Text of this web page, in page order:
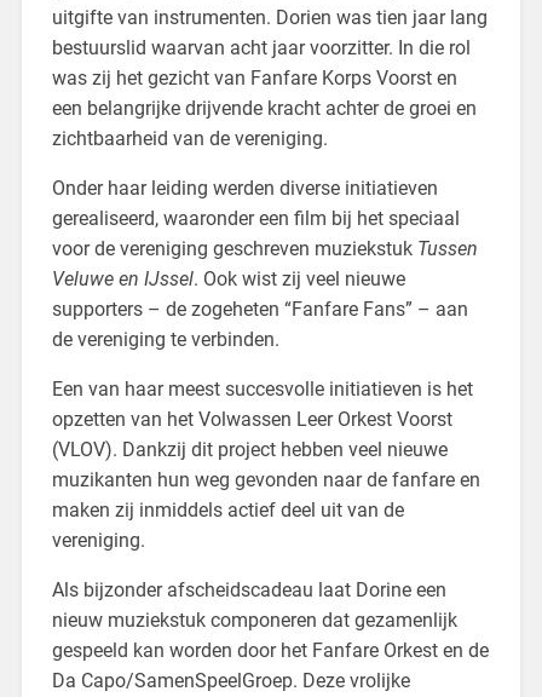
uitgifte van instrumenten. Dorien was tien jaar lang
bestuurslid waarvan acht jaar voorzitter. In die rol
was zij het gezicht van Fanfare Korps Voorst en
een belangrijke drijvende kracht achter de groei en
zichtbaarheid van de vereniging.
Onder haar leiding werden diverse initiatieven
gerealiseerd, waaronder een film bij het speciaal
voor de vereniging geschreven muziekstuk Tussen
Veluwe en IJssel. Ook wist zij veel nieuwe
supporters – de zogeheten “Fanfare Fans” – aan
de vereniging te verbinden.
Een van haar meest succesvolle initiatieven is het
opzetten van het Volwassen Leer Orkest Voorst
(VLOV). Dankzij dit project hebben veel nieuwe
muzikanten hun weg gevonden naar de fanfare en
maken zij inmiddels actief deel uit van de
vereniging.
Als bijzonder afscheidscadeau laat Dorine een
nieuw muziekstuk componeren dat gezamenlijk
gespeeld kan worden door het Fanfare Orkest en de
Da Capo/SamenSpeelGroep. Deze vrolijke